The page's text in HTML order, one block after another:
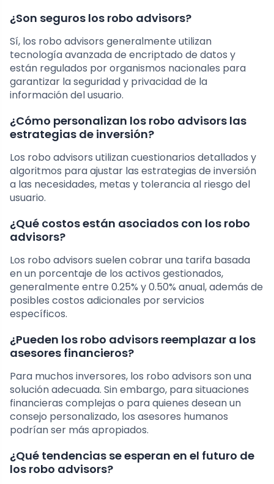
¿Son seguros los robo advisors?
Sí, los robo advisors generalmente utilizan
tecnología avanzada de encriptado de datos y
están regulados por organismos nacionales para
garantizar la seguridad y privacidad de la
información del usuario.
¿Cómo personalizan los robo advisors las
estrategias de inversión?
Los robo advisors utilizan cuestionarios detallados y
algoritmos para ajustar las estrategias de inversión
a las necesidades, metas y tolerancia al riesgo del
usuario.
¿Qué costos están asociados con los robo
advisors?
Los robo advisors suelen cobrar una tarifa basada
en un porcentaje de los activos gestionados,
generalmente entre 0.25% y 0.50% anual, además de
posibles costos adicionales por servicios
específicos.
¿Pueden los robo advisors reemplazar a los
asesores financieros?
Para muchos inversores, los robo advisors son una
solución adecuada. Sin embargo, para situaciones
financieras complejas o para quienes desean un
consejo personalizado, los asesores humanos
podrían ser más apropiados.
¿Qué tendencias se esperan en el futuro de
los robo advisors?